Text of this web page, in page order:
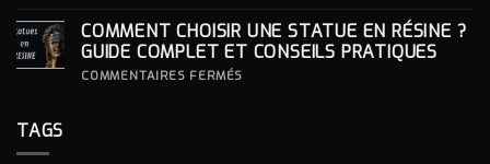
UNE
STATUE
À
COMMENT CHOISIR UNE STATUE EN RÉSINE ?
GUIDE COMPLET ET CONSEILS PRATIQUES
COMMENTAIRES FERMÉS
TAGS